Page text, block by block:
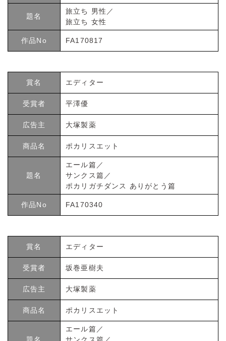
題名
旅立ち 男性／
旅立ち 女性
作品No FA170817
賞名 エディター
受賞者 平澤優
広告主 大塚製薬
商品名 ポカリスエット
題名
エール篇／
サンクス篇／
ポカリガチダンス ありがとう篇
作品No FA170340
賞名 エディター
受賞者 坂巻亜樹夫
広告主 大塚製薬
商品名 ポカリスエット
エール篇／